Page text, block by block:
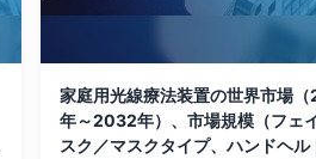
家庭用光線療法装置の世界市場
年～2032年）、市場規模（フェ
スク／マスクタイプ、ハンドヘル